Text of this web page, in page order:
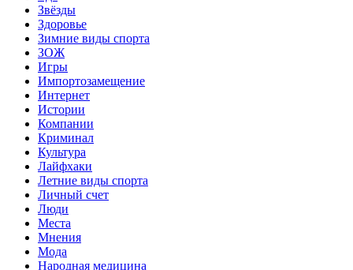
Звёзды
Здоровье
Зимние виды спорта
ЗОЖ
Игры
Импортозамещение
Интернет
Истории
Компании
Криминал
Культура
Лайфхаки
Летние виды спорта
Личный счет
Люди
Места
Мнения
Мода
Народная медицина